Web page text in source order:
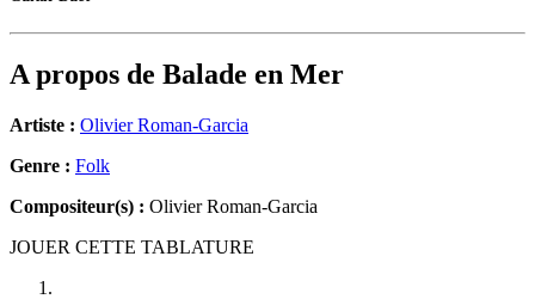
A propos de Balade en Mer
Artiste : Olivier Roman-Garcia
Genre : Folk
Compositeur(s) : Olivier Roman-Garcia
JOUER CETTE TABLATURE